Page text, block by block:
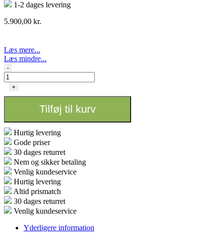
1-2 dages levering
5.900,00 kr.
Læs mere...
Læs mindre...
Hydro
Shoot
-
-
+
Tilføj til kurv
Hurtig levering
Gode priser
30 dages returret
Nem og sikker betaling
Venlig kundeservice
Hurtig levering
Altid prismatch
30 dages returret
Venlig kundeservice
Yderligere information